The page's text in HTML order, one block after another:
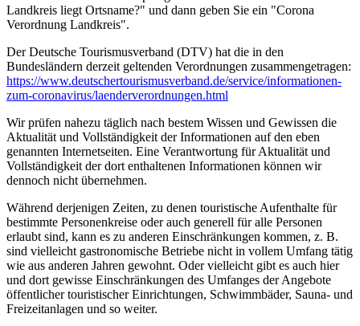
Landkreis liegt Ortsname?" und dann geben Sie ein "Corona
Verordnung Landkreis".
Der Deutsche Tourismusverband (DTV) hat die in den
Bundesländern derzeit geltenden Verordnungen zusammengetragen:
https://www.deutscher­tourismusverband.de/­service/­informationen-
zum-coronavirus/­laenderverordnungen.html
Wir prüfen nahezu täglich nach bestem Wissen und Gewissen die
Aktualität und Vollständigkeit der Informationen auf den eben
genannten Internetseiten. Eine Verantwortung für Aktualität und
Vollständigkeit der dort enthaltenen Informationen können wir
dennoch nicht übernehmen.
Während derjenigen Zeiten, zu denen touristische Aufenthalte für
bestimmte Personenkreise oder auch generell für alle Personen
erlaubt sind, kann es zu anderen Einschränkungen kommen, z. B.
sind vielleicht gastronomische Betriebe nicht in vollem Umfang tätig
wie aus anderen Jahren gewohnt. Oder vielleicht gibt es auch hier
und dort gewisse Einschränkungen des Umfanges der Angebote
öffentlicher touristischer Einrichtungen, Schwimmbäder, Sauna- und
Freizeitanlagen und so weiter.